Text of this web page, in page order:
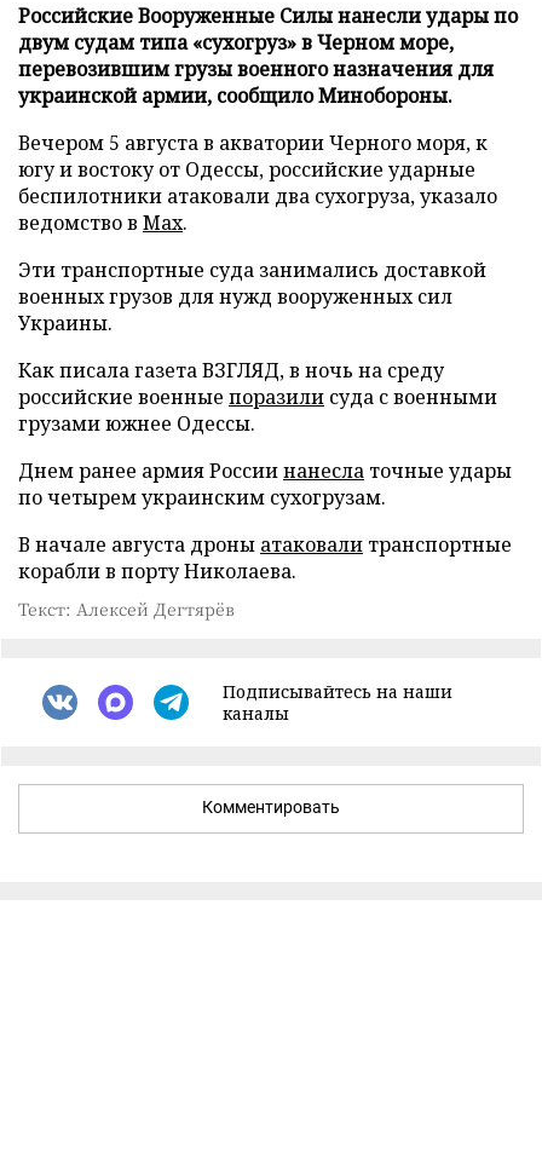
Российские Вооруженные Силы нанесли удары по
двум судам типа «сухогруз» в Черном море,
перевозившим грузы военного назначения для
украинской армии, сообщило Минобороны.
Вечером 5 августа в акватории Черного моря, к
югу и востоку от Одессы, российские ударные
беспилотники атаковали два сухогруза, указало
ведомство в Max.
Эти транспортные суда занимались доставкой
военных грузов для нужд вооруженных сил
Украины.
Как писала газета ВЗГЛЯД, в ночь на среду
российские военные поразили суда с военными
грузами южнее Одессы.
Днем ранее армия Россиинанесла точные удары
по четырем украинским сухогрузам.
В начале августа дроны атаковали транспортные
корабли в порту Николаева.
Текст: Алексей Дегтярёв
Подписывайтесь на наши
каналы
Комментировать